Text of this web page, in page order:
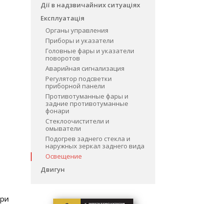
Дії в надзвичайних ситуаціях
Експлуатація
Органы управления
Приборы и указатели
Головные фары и указатели
поворотов
Аварийная сигнализация
Регулятор подсветки
приборной панели
Противотуманные фары и
задние противотуманные
фонари
Стеклоочистители и
омыватели
Подогрев заднего стекла и
наружных зеркал заднего вида
Освещение
Двигун